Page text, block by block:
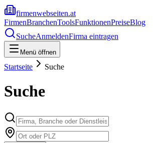
firmenwebseiten.at
FirmenBranchenToolsFunktionenPreiseBlog
SucheAnmeldenFirma eintragen
Menü öffnen
Startseite Suche
Suche